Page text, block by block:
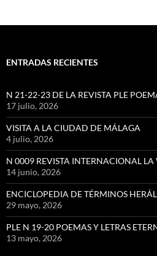
ENTRADAS RECIENTES
N 21-22-23 DE LA REVISTA PLE
17 julio, 2026
VISITA A LA CIUDAD DE MÁLAGA
4 julio, 2026
N 0009 REVISTA INTERNACIONAL LA
14 junio, 2026
ENCICLOPEDIA DE TÉRMINOS
29 mayo, 2026
PLE N 19-20 POEMAS Y LETRAS
13 mayo, 2026